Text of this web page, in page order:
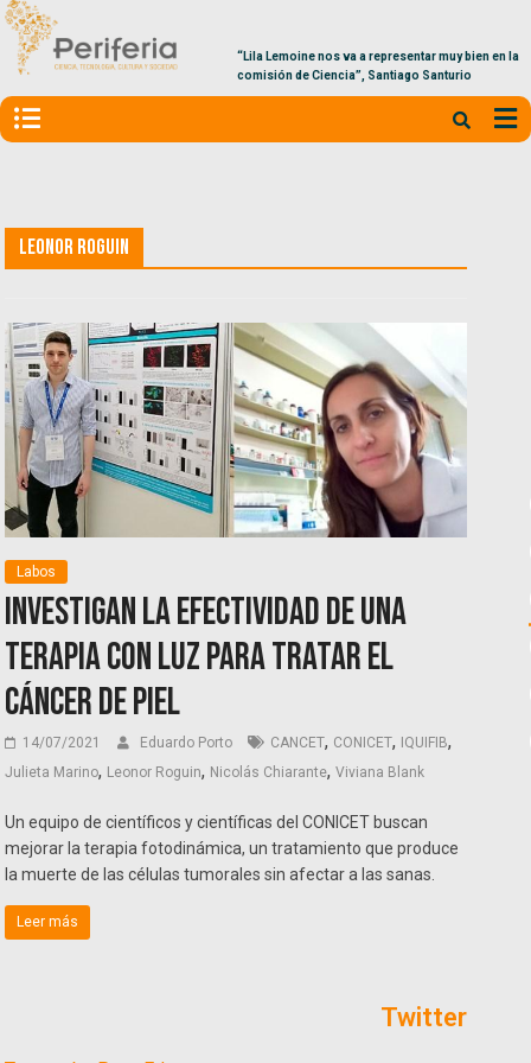
“Lila Lemoine nos va a representar muy bien en la
comisión de Ciencia”, Santiago Santurio
Leonor Roguin
Labos
Investigan la efectividad de una
terapia con luz para tratar el
cáncer de piel
14/07/2021 Eduardo Porto CANCET, CONICET, IQUIFIB,
Julieta Marino, Leonor Roguin, Nicolás Chiarante,Viviana Blank
Un equipo de científicos y científicas del CONICET buscan
mejorar la terapia fotodinámica, un tratamiento que produce
la muerte de las células tumorales sin afectar a las sanas.
Leer más
Twitter